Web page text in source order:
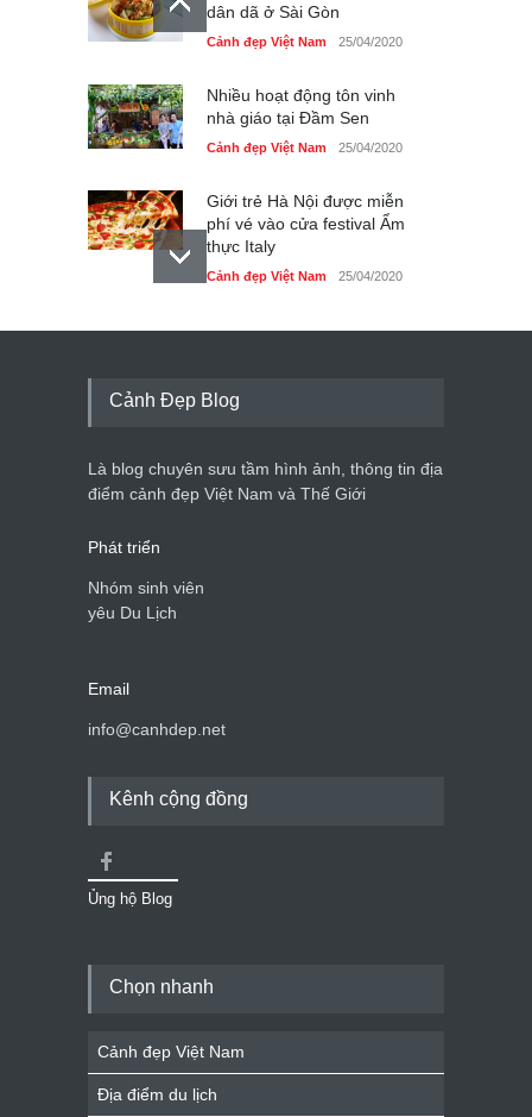
dân dã ở Sài Gòn
Cảnh đẹp Việt Nam 25/04/2020
Nhiều hoạt động tôn vinh
nhà giáo tại Đầm Sen
Cảnh đẹp Việt Nam 25/04/2020
Giới trẻ Hà Nội được miễn
phí vé vào cửa festival Ẩm
thực Italy
Cảnh đẹp Việt Nam 25/04/2020
Tam giác mạch khoe sắc
du lịch quốc gia
Cảnh đẹp Việt Nam 24/04/2020
Cảnh Đẹp Blog
Là blog chuyên sưu tầm hình ảnh, thông tin địa
điểm cảnh đẹp Việt Nam và Thế Giới
Phát triển
Nhóm sinh viên
yêu Du Lịch
Email
info@canhdep.net
Kênh cộng đồng
Ủng hộ Blog
Chọn nhanh
Cảnh đẹp Việt Nam
Địa điểm du lịch